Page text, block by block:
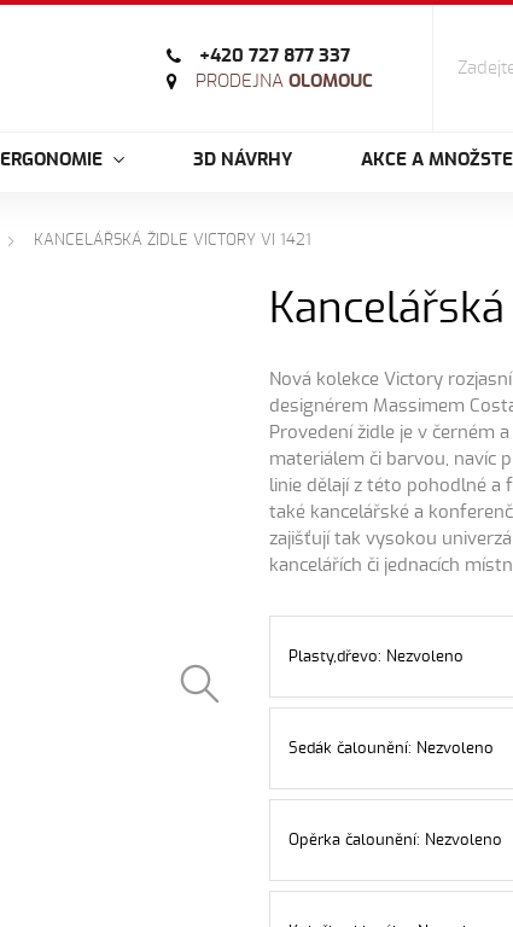
+420 727 877 337
PRODEJNA OLOMOUC
ERGONOMIE 3D NÁVRHY AKCE A
KANCELÁŘSKÁ ŽIDLE VICTORY VI 1421
Kancelářská
Nová kolekce Victory
designérem Massimem
Provedení židle je v černém
materiálem či barvou, navíc
linie dělají z této pohodlné a
také kancelářské a
zajišťují tak vysokou
kancelářích či jednacích
Plasty,dřevo: Nezvoleno
Sedák čalounění: Nezvoleno
Opěrka čalounění: Nezvoleno